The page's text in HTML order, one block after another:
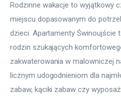
Rodzinne wakacje to wyjątkowy
miejscu dopasowanym do
dzieci. Apartamenty Świnoujście
rodzin szukających
zakwaterowania w malowniczej
licznym udogodnieniom dla
zabaw, kąciki zabaw czy